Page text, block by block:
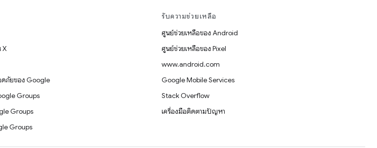
X
ภัยของ Google
Groups
Groups
Groups
รับความช่วยเหลือ
ศูนย์ช่วยเหลือของ Android
ศูนย์ช่วยเหลือของ Pixel
www.android.com
Google Mobile Services
Stack Overflow
เครื่องมือติดตามปัญหา